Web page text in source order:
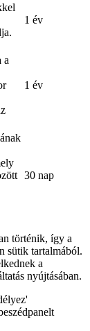
1 év
a
1 év
30 nap
történik, így a
sütik tartalmából.
a
nyújtásában.